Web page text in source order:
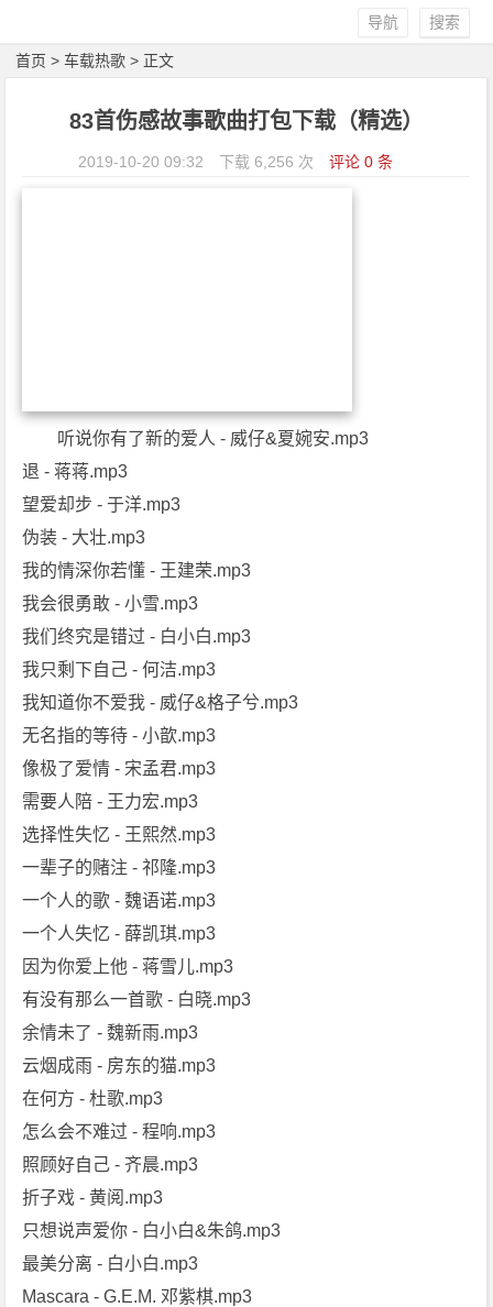
搜索
导航
首页 >车载热歌 > 正文
83首伤感故事歌曲打包下载（精选）
2019-10-20 09:32 下载 6,256 次 评论 0 条
听说你有了新的爱人 - 威仔&夏婉安.mp3
退 - 蒋蒋.mp3
望爱却步 - 于洋.mp3
伪装 - 大壮.mp3
我的情深你若懂 - 王建荣.mp3
我会很勇敢 - 小雪.mp3
我们终究是错过 - 白小白.mp3
我只剩下自己 - 何洁.mp3
我知道你不爱我 - 威仔&格子兮.mp3
无名指的等待 - 小歆.mp3
像极了爱情 - 宋孟君.mp3
需要人陪 - 王力宏.mp3
选择性失忆 - 王熙然.mp3
一辈子的赌注 - 祁隆.mp3
一个人的歌 - 魏语诺.mp3
一个人失忆 - 薛凯琪.mp3
因为你爱上他 - 蒋雪儿.mp3
有没有那么一首歌 - 白晓.mp3
余情未了 - 魏新雨.mp3
云烟成雨 - 房东的猫.mp3
在何方 - 杜歌.mp3
怎么会不难过 - 程响.mp3
照顾好自己 - 齐晨.mp3
折子戏 - 黄阅.mp3
只想说声爱你 - 白小白&朱鸽.mp3
最美分离 - 白小白.mp3
Mascara - G.E.M. 邓紫棋.mp3